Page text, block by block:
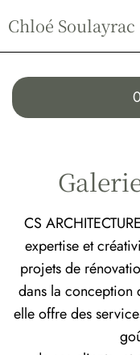
Chloé Soulayrac
CS
expertise et
projets de
dans la conception
elle offre des